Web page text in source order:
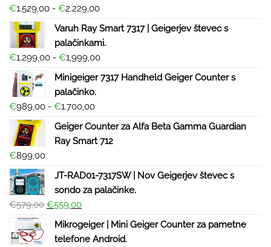
€1.529,00 - €2.229,00
Varuh Ray Smart 7317 | Geigerjev števec s
palačinkami.
€1.299,00 - €1,999,00
Minigeiger 7317 Handheld Geiger Counter s
palačinko.
€989,00 - €1.700,00
Geiger Counter za Alfa Beta Gamma Guardian
Ray Smart 712
€899,00
JT-RAD01-7317SW | Nov Geigerjev števec s
sondo za palačinke.
€579,00 €559,00
Mikrogeiger | Mini Geiger Counter za pametne
telefone Android.